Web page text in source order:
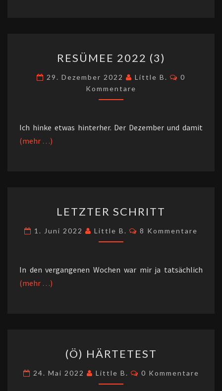
2022
(3)
RESÜMEE 2022 (3)
29. Dezember 2022 Little B.
0
Kommentare
Ich hinke etwas hinterher. Der Dezember und damit
(mehr …)
SCHRITT
LETZTER SCHRITT
1. Juni 2022 Little B. Kommentare
8 Kommentare
In den vergangenen Wochen war mir ja tatsächlich
(mehr …)
HÄRTETEST
(Ö) HÄRTETEST
24. Mai 2022 Little B. Kommentare
0 Kommentare